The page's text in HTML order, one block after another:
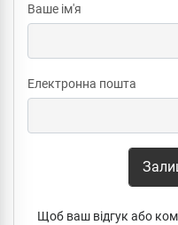
Ваше ім'я
Електронна пошта
Щоб ваш відгук або